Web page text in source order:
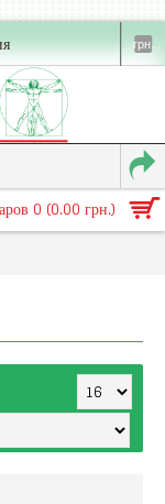
грн.
0 (0.00 грн.)